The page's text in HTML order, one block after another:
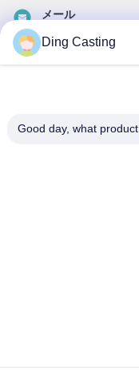
メール
ニュースレターへの購
Ding Casting
Good day, what